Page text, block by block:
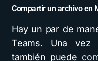
Compartir un archivo en
Hay un par de
Teams. Una vez
también puede